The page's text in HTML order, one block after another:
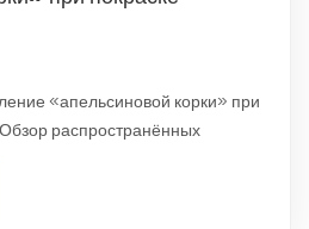
«апельсиновой корки» при
распространённых
апельсиновая корка?В
по восстановлению
Апельсиновая корка Под